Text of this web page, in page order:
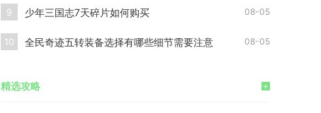
9 少年三国志7天碎片如何购买 08-05
10 全民奇迹五转装备选择有哪些细节需要注意 08-05
精选攻略 +